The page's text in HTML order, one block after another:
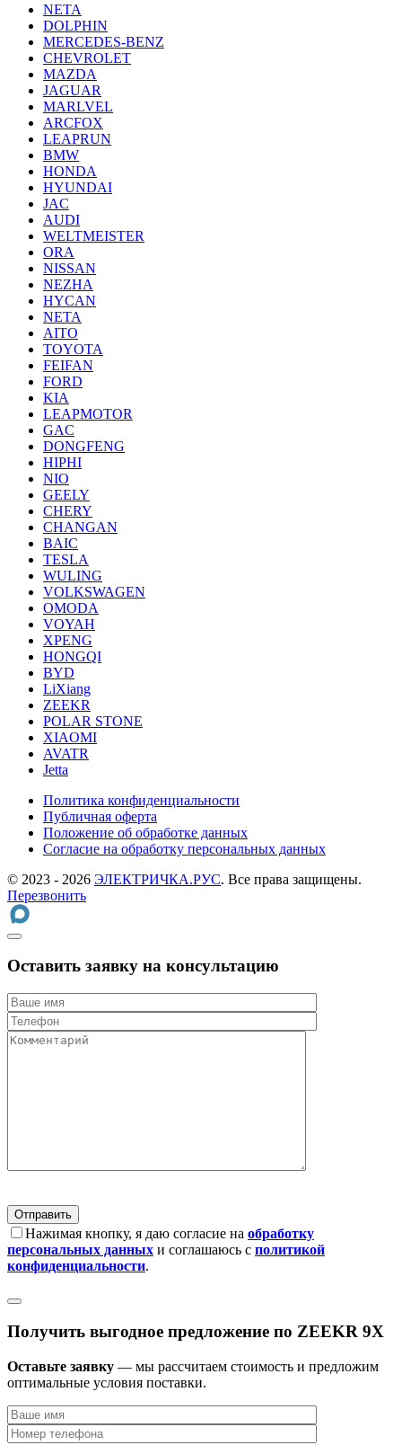
NETA
DOLPHIN
MERCEDES-BENZ
CHEVROLET
MAZDA
JAGUAR
MARLVEL
ARCFOX
LEAPRUN
BMW
HONDA
HYUNDAI
JAC
AUDI
WELTMEISTER
ORA
NISSAN
NEZHA
HYCAN
NETA
AITO
TOYOTA
FEIFAN
FORD
KIA
LEAPMOTOR
GAC
DONGFENG
HIPHI
NIO
GEELY
CHERY
CHANGAN
BAIC
TESLA
WULING
VOLKSWAGEN
OMODA
VOYAH
XPENG
HONGQI
BYD
LiXiang
ZEEKR
POLAR STONE
XIAOMI
AVATR
Jetta
Политика конфиденциальности
Публичная оферта
Положение об обработке данных
Cогласие на обработку персональных данных
© 2023 - 2026 ЭЛЕКТРИЧКА.РУС. Все права защищены.
Перезвонить
Оставить заявку на консультацию
Нажимая кнопку, я даю согласие на обработку
персональных данных и соглашаюсь с политикой
конфиденциальности.
Получить выгодное предложение по ZEEKR 9X
Оставьте заявку — мы рассчитаем стоимость и предложим
оптимальные условия поставки.